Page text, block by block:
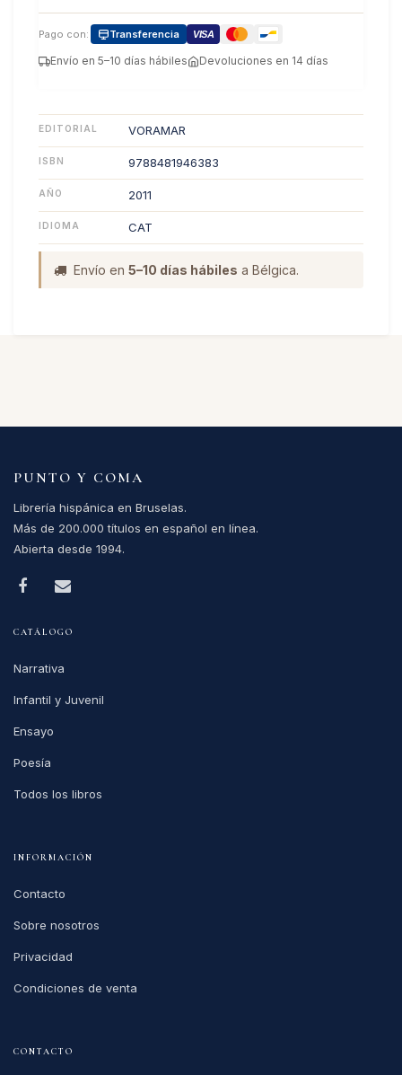
Pago con: Transferencia VISA
Envío en 5–10 días hábiles Devoluciones en 14 días
EDITORIAL VORAMAR
ISBN 9788481946383
AÑO 2011
IDIOMA CAT
Envío en 5–10 días hábiles a Bélgica.
PUNTO Y COMA
Librería hispánica en Bruselas.
Más de 200.000 títulos en español en línea.
Abierta desde 1994.
CATÁLOGO
Narrativa
Infantil y Juvenil
Ensayo
Poesía
Todos los libros
INFORMACIÓN
Contacto
Sobre nosotros
Privacidad
Condiciones de venta
CONTACTO